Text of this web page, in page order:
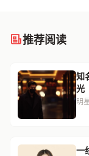
推荐阅读
知
光
明
一